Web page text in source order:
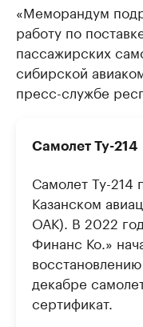
«Меморандум
работу по
пассажирских
сибирской
пресс-службе
Самолет Ту-214
Самолет Ту-214
Казанском
ОАК). В 2022
Финанс Ко.»
декабре
сертификат.